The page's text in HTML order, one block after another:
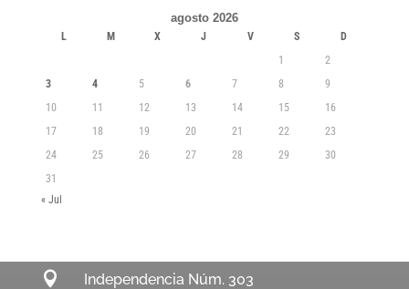
agosto 2026
L M X J V S
D
1
2
3
4 5 6 7 8
9
10
11 12 13 14 15
16
17
18 19 20 21 22
23
24
25 26 27 28 29
30
31
« Jul

Independencia Núm. 303